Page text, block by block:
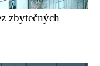
zbytečných